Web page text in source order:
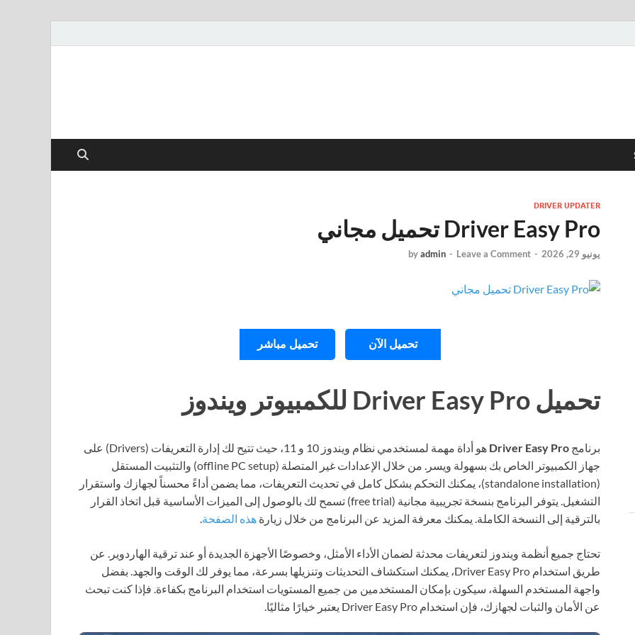
DRIVER UPDATER
Driver Easy Pro تحميل مجاني
يونيو 29, 2026 -
byadmin - Leave a Comment
تحميل الآن تحميل مباشر
تحميل Driver Easy Pro للكمبيوتر ويندوز
برنامج Driver Easy Pro
هو أداة مهمة لمستخدمي نظام ويندوز 10 و 11، حيث تتيح لك إدارة التعريفات (Drivers) على
جهاز الكمبيوتر الخاص بك بسهولة ويسر. من خلال الإعدادات غير المتصلة (offline PC setup) والتثبيت المستقل
(standalone installation)، يمكنك التحكم بشكل كامل في تحديث التعريفات، مما يضمن أداءً محسناً لجهازك واستقرار
التشغيل. يتوفر البرنامج بنسخة تجريبية مجانية (free trial) تسمح لك بالوصول إلى الميزات الأساسية قبل اتخاذ القرار
بالترقية إلى النسخة الكاملة. يمكنك معرفة المزيد عن البرنامج من خلال زيارة هذه الصفحة.
تحتاج جميع أنظمة ويندوز لتعريفات محدثة لضمان الأداء الأمثل، وخصوصًا الأجهزة الجديدة أو عند ترقية الهاردوير. عن
طريق استخدام Driver Easy Pro، يمكنك استكشاف التحديثات وتنزيلها بسرعة، مما يوفر لك الوقت والجهد. بفضل
واجهة المستخدم السهلة، سيكون بإمكان المستخدمين من جميع المستويات استخدام البرنامج بكفاءة. فإذا كنت تبحث
عن الأمان والثبات لجهازك، فإن استخدام Driver Easy Pro يعتبر خيارًا مثاليًا.